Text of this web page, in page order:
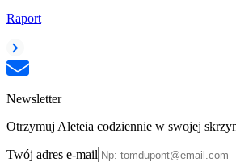
Raport
Newsletter
Otrzymuj Aleteia codziennie w swojej
Twój adres e-mail